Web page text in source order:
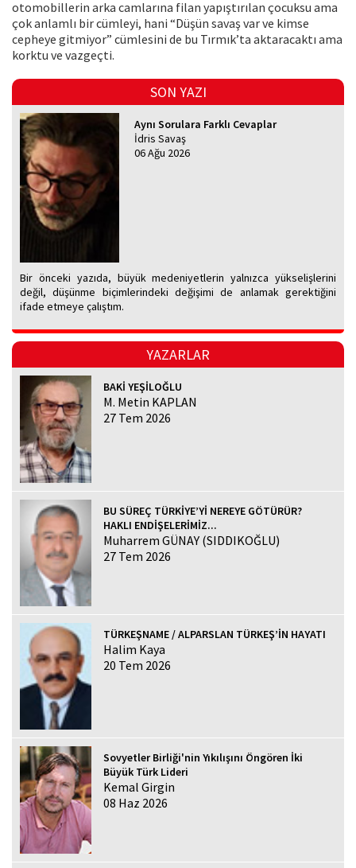
otomobillerin arka camlarına filan yapıştırılan çocuksu ama
çok anlamlı bir cümleyi, hani “Düşün savaş var ve kimse
cepheye gitmiyor” cümlesini de bu Tırmık’ta aktaracaktı ama
korktu ve vazgeçti.
SON YAZI
Aynı Sorulara Farklı Cevaplar
İdris Savaş
06 Ağu 2026
Bir önceki yazıda, büyük medeniyetlerin yalnızca yükselişlerini
değil, düşünme biçimlerindeki değişimi de anlamak gerektiğini
ifade etmeye çalıştım.
YAZARLAR
BAKİ YEŞİLOĞLU
M. Metin KAPLAN
27 Tem 2026
BU SÜREÇ TÜRKİYE’Yİ NEREYE GÖTÜRÜR?
HAKLI ENDİŞELERİMİZ...
Muharrem GÜNAY (SIDDIKOĞLU)
27 Tem 2026
TÜRKEŞNAME / ALPARSLAN TÜRKEŞ’İN HAYATI
Halim Kaya
20 Tem 2026
Sovyetler Birliği'nin Yıkılışını Öngören İki
Büyük Türk Lideri
Kemal Girgin
08 Haz 2026